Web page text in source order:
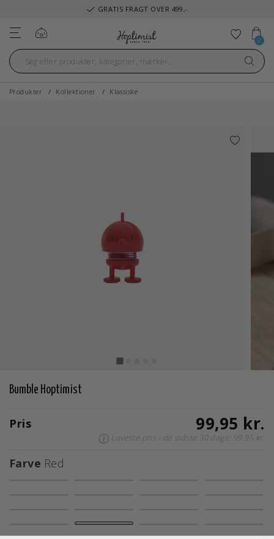
GRATIS FRAGT OVER 499,-
Tilføj
0
Produkter Kollektioner Klassiske
Bumble Hoptimist
Pris 99,95 kr.
Laveste pris i de sidste 30 dage: 99,95 kr.
Farve Red
valgte